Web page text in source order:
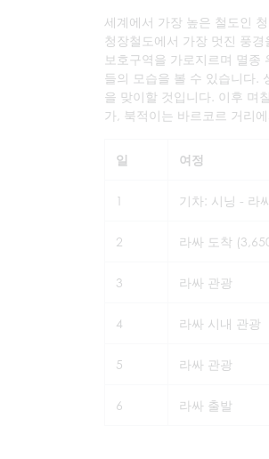
세계에서 가장 높은 철도인
청장철도에서 가장 멋진 풍
보호구역을 가로지르며 멸
들의 모습을 볼 수 있습니다.
을 맞이할 것입니다. 이후 며
가, 북적이는 바르코르 거리
일 여정
1 기차: 시닝 - 라
2 라싸 도착
3 라싸 관광
4 라싸 시내 관광
5 라싸 관광
6 라싸 출발